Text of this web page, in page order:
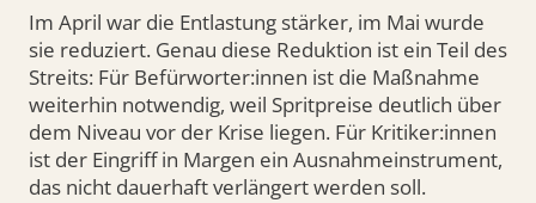
Im April war die Entlastung stärker, im Mai wurde
sie reduziert. Genau diese Reduktion ist ein Teil des
Streits: Für Befürworter:innen ist die Maßnahme
weiterhin notwendig, weil Spritpreise deutlich über
dem Niveau vor der Krise liegen. Für Kritiker:innen
ist der Eingriff in Margen ein Ausnahmeinstrument,
das nicht dauerhaft verlängert werden soll.